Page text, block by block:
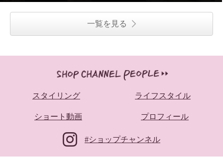
一覧を見る
スタイリング ライフスタイル
ショート動画 プロフィール
#ショップチャンネル